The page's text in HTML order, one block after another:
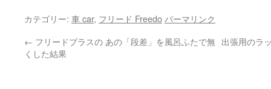
カテゴリー: 車 car, フリード Freedo パーマリンク
← フリードプラスの あの「段差」を風呂ふたで無
くした結果
出張用のラ